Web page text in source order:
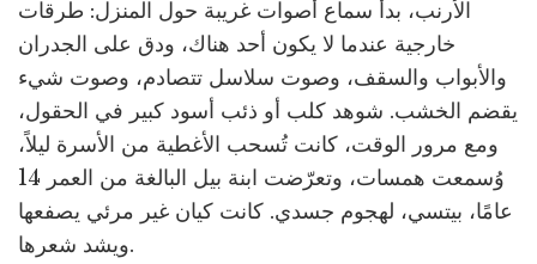
الأرنب، بدأ سماع أصوات غريبة حول المنزل: طرقات
خارجية عندما لا يكون أحد هناك، ودق على الجدران
والأبواب والسقف، وصوت سلاسل تتصادم، وصوت شيء
يقضم الخشب. شوهد كلب أو ذئب أسود كبير في الحقول،
ومع مرور الوقت، كانت تُسحب الأغطية من الأسرة ليلاً،
وُسمعت همسات، وتعرّضت ابنة بيل البالغة من العمر 14
عامًا، بيتسي، لهجوم جسدي. كانت كيان غير مرئي يصفعها
ويشد شعرها.